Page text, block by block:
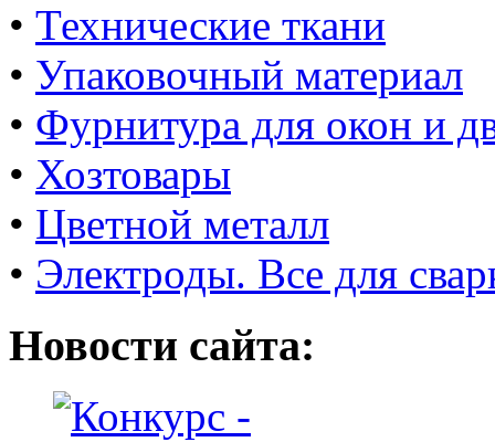
• Технические ткани
• Упаковочный материал
• Фурнитура для окон и
• Хозтовары
• Цветной металл
• Электроды. Все для
Новости сайта: